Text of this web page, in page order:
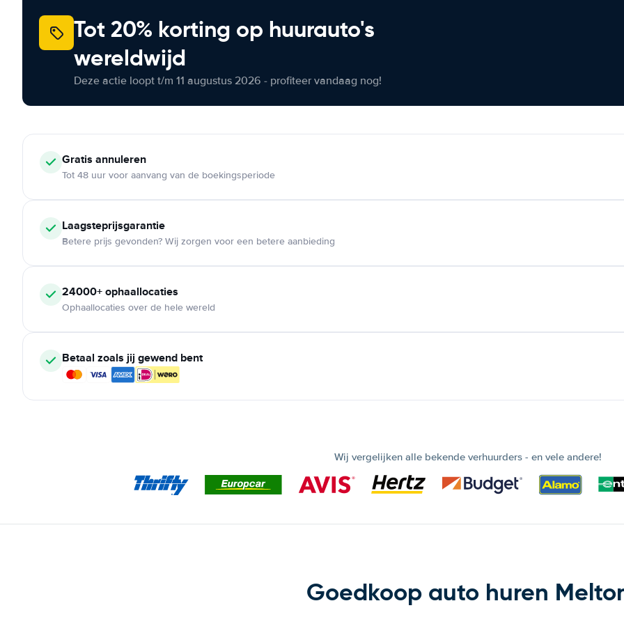
Tot 20% korting op huurauto's
wereldwijd
Deze actie loopt t/m 11 augustus 2026 - profiteer vandaag nog!
Gratis annuleren
Tot 48 uur voor aanvang van de boekingsperiode
Laagsteprijsgarantie
Betere prijs gevonden? Wij zorgen voor een betere aanbieding
24000+ ophaallocaties
Ophaallocaties over de hele wereld
Betaal zoals jij gewend bent
Wij vergelijken alle bekende verhuurders - en vele andere!
Goedkoop auto huren